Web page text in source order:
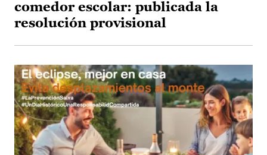
comedor escolar: publicada la
resolución provisional